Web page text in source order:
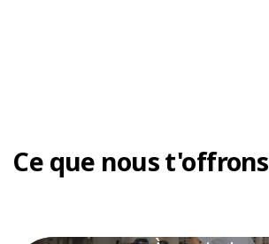
Ce que nous t'offrons